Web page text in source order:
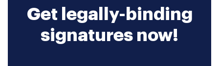
Get legally-binding
signatures now!